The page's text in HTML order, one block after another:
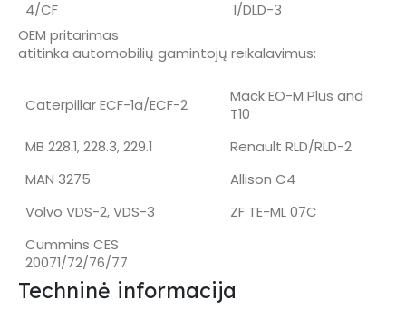
4/CF
1/DLD-3
OEM pritarimas
atitinka automobilių gamintojų reikalavimus:
Caterpillar ECF-1a/ECF-2
Mack EO-M Plus and
T10
MB 228.1, 228.3, 229.1
Renault RLD/RLD-2
MAN 3275
Allison C4
Volvo VDS-2, VDS-3
ZF TE-ML 07C
Cummins CES
20071/72/76/77
Techninė informacija